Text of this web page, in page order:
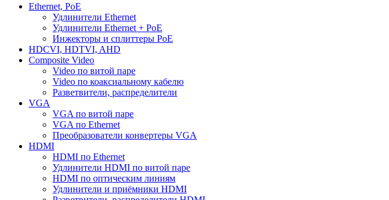
Ethernet, PoE
Удлинители Ethernet
Удлинители Ethernet + PoE
Инжекторы и сплиттеры PoE
HDCVI, HDTVI, AHD
Composite Video
Video по витой паре
Video по коаксиальному кабелю
Разветвители, распределители
VGA
VGA по витой паре
VGA по Ethernet
Преобразователи конвертеры VGA
HDMI
HDMI по Ethernet
Удлинители HDMI по витой паре
HDMI по оптическим линиям
Удлинители и приёмники HDMI